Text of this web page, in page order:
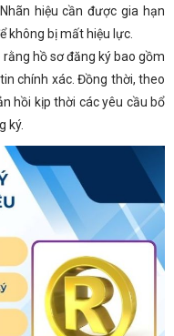
hiệu cần được gia hạn
không bị mất hiệu lực.
hồ sơ đăng ký bao gồm
chính xác. Đồng thời, theo
hồi kịp thời các yêu cầu bổ
ký.